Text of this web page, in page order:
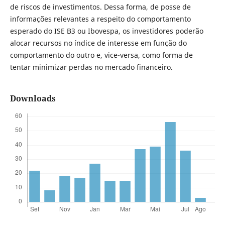
de riscos de investimentos. Dessa forma, de posse de
informações relevantes a respeito do comportamento
esperado do ISE B3 ou Ibovespa, os investidores poderão
alocar recursos no índice de interesse em função do
comportamento do outro e, vice-versa, como forma de
tentar minimizar perdas no mercado financeiro.
Downloads